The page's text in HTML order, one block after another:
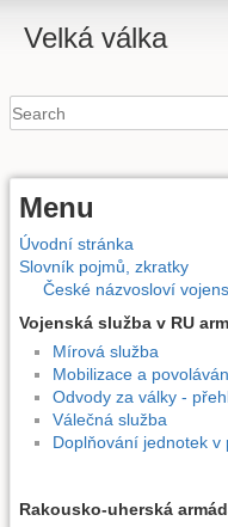
Velká válka
Menu
Úvodní stránka
Slovník pojmů, zkratky
České názvosloví
Vojenská služba v RU
Mírová služba
Mobilizace a
Odvody za války -
Válečná služba
Doplňování jednotek v
Rakousko-uherská